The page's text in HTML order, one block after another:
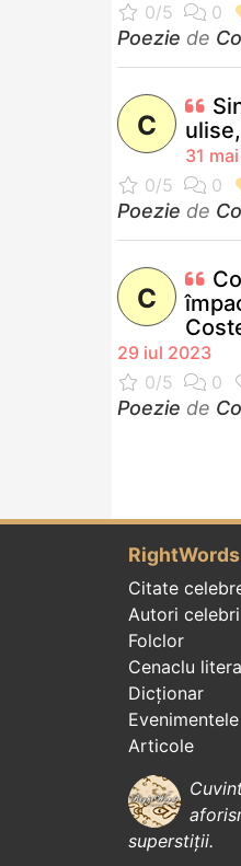
Poezie de
C
31
Poezie de
C
29 iul 2023
Poezie de
RightWords
Citate
Autori celebri
Folclor
Cenaclu
Dicționar
Articole
superstiții.